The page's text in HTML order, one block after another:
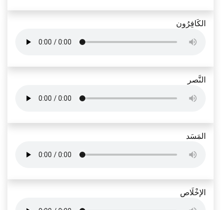
الكَافِرُون
النَّصر
المَسَد
الإخْلَاص